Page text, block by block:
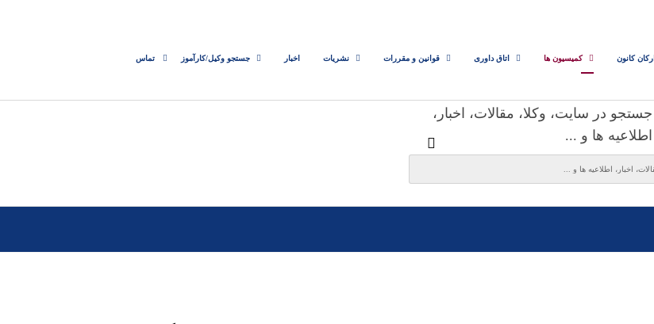
ارکان کانون کمیسیون ها اتاق داوری قوانین و مقررات نشریات اخبار جستجو وکیل/کارآموز تماس
جستجو در سایت، وکلا، مقالات، اخبار،
اطلاعیه ها و ...